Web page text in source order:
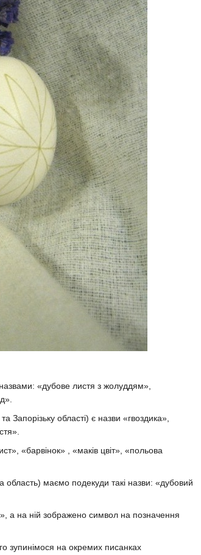
«дубове листя з жолуддям»,
Запорізьку області) є назви «гвоздика»,
«барвінок» , «маків цвіт», «польова
маємо подекуди такі назви: «дубовий
а на ній зображено символ на позначення
зупинімося на окремих писанках